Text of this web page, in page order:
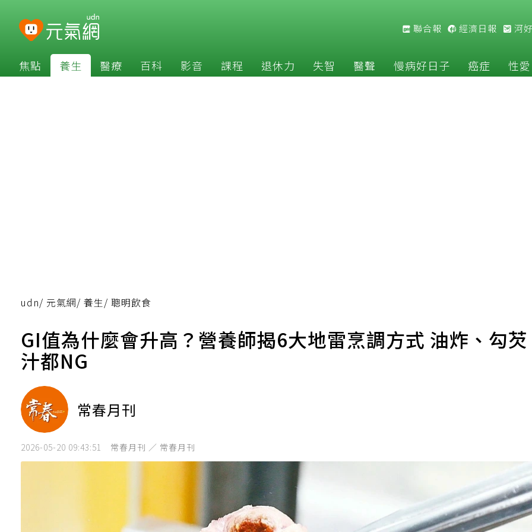
聯合報 經濟日報 河
焦點 養生 醫療 百科 影音 課程 退休力 失智 醫聲 慢病好日子 癌症 性愛
udn/ 元氣網/ 養生/ 聰明飲食
GI值為什麼會升高？營養師揭6大地雷烹調方式 油炸、勾
汁都NG
常春月刊
2026-05-20 09:43:51 常春月刊 ／ 常春月刊